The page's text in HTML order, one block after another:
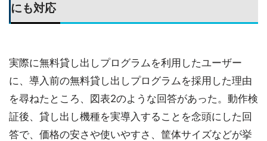
にも対応
実際に無料貸し出しプログラムを利用したユーザー
に、導入前の無料貸し出しプログラムを採用した理由
を尋ねたところ、図表2のような回答があった。動作検
証後、貸し出し機種を実導入することを念頭にした回
答で、価格の安さや使いやすさ、筐体サイズなどが挙